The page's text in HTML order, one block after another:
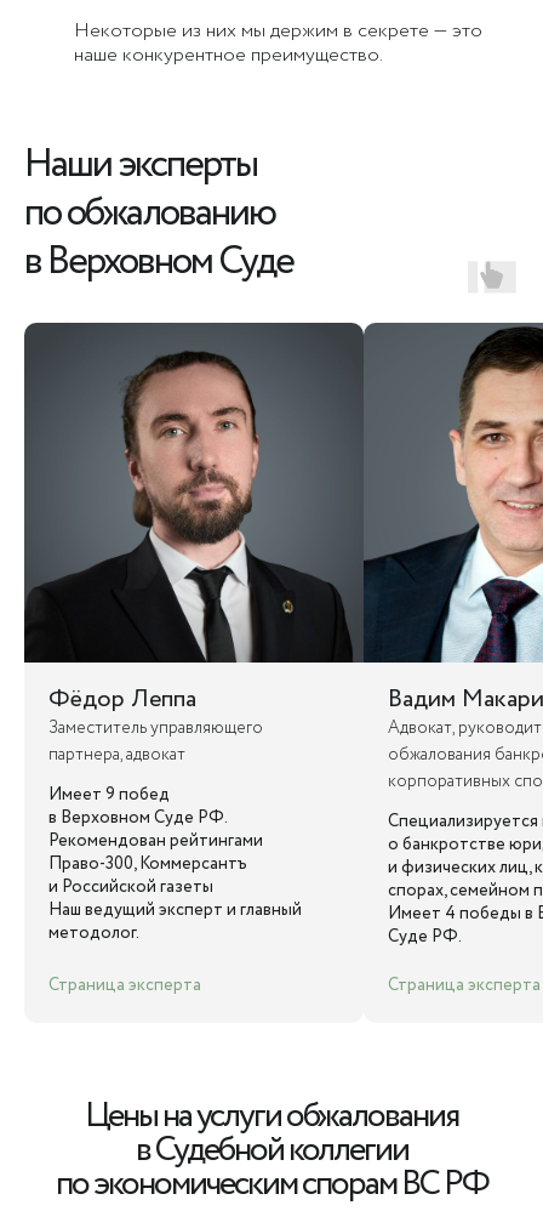
Некоторые из них мы держим в секрете — это
наше конкурентное преимущество.
Наши эксперты
по обжалованию
в Верховном Суде
Фёдор Леппа
Заместитель управляющего
партнера, адвокат
Имеет 9 побед
в Верховном Суде РФ.
Рекомендован рейтингами
Право-300, Коммерсантъ
и Российской газеты
Наш ведущий эксперт и главный
методолог.
Страница эксперта
Вадим
Адвокат,
обжалования
корпоративных
Специализируется
о банкротстве
и физических лиц,
спорах, семейном
Имеет 4 победы в
Суде РФ.
Страница эксперта
Цены на услуги обжалования
в Судебной коллегии
по экономическим спорам ВС РФ